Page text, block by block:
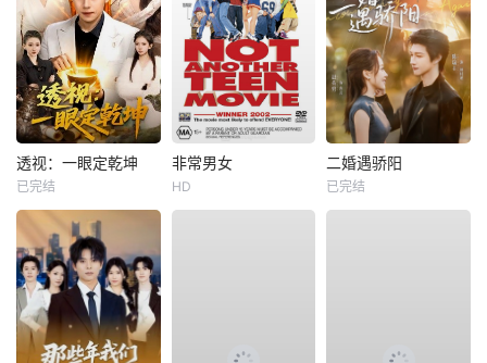
透视：一眼定乾坤
已完结
非常男女
HD
二婚遇骄阳
已完结